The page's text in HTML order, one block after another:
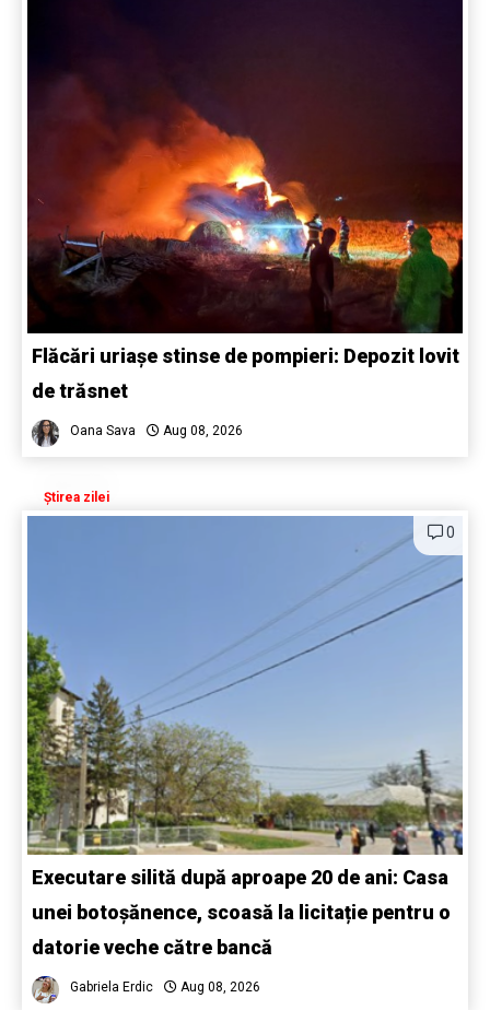
Flăcări uriașe stinse de pompieri: Depozit lovit
de trăsnet
Oana Sava Aug 08, 2026
Știrea zilei
0
Executare silită după aproape 20 de ani: Casa
unei botoșănence, scoasă la licitație pentru o
datorie veche către bancă
Gabriela Erdic Aug 08, 2026